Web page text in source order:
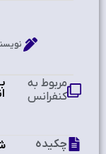
مربوط به
کنفرانس
چکیده